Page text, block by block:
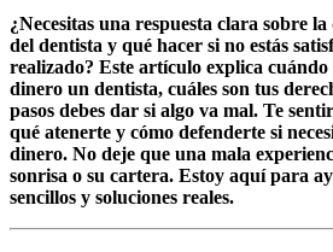
¿Necesitas una respuesta clara sobre
del dentista y qué hacer si no estás
realizado? Este artículo explica cuándo
dinero un dentista, cuáles son tus
pasos debes dar si algo va mal. Te
qué atenerte y cómo defenderte si
dinero. No deje que una mala
sonrisa o su cartera. Estoy aquí para
sencillos y soluciones reales.